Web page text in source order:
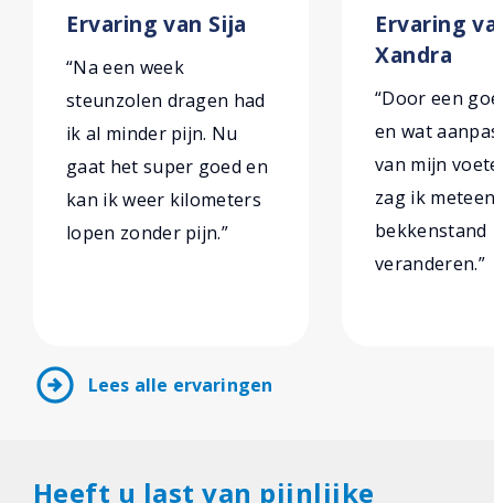
Ervaring van Sija
“Na een week
steunzolen dragen had
ik al minder pijn. Nu
gaat het super goed en
kan ik weer kilometers
lopen zonder pijn.”
Ervaring
Xandra
“Door een
en wat
van mijn
zag ik
bekkenstand
veranderen.”
arrow_circle_right Lees alle ervaringen
Heeft u last van pijnlijke